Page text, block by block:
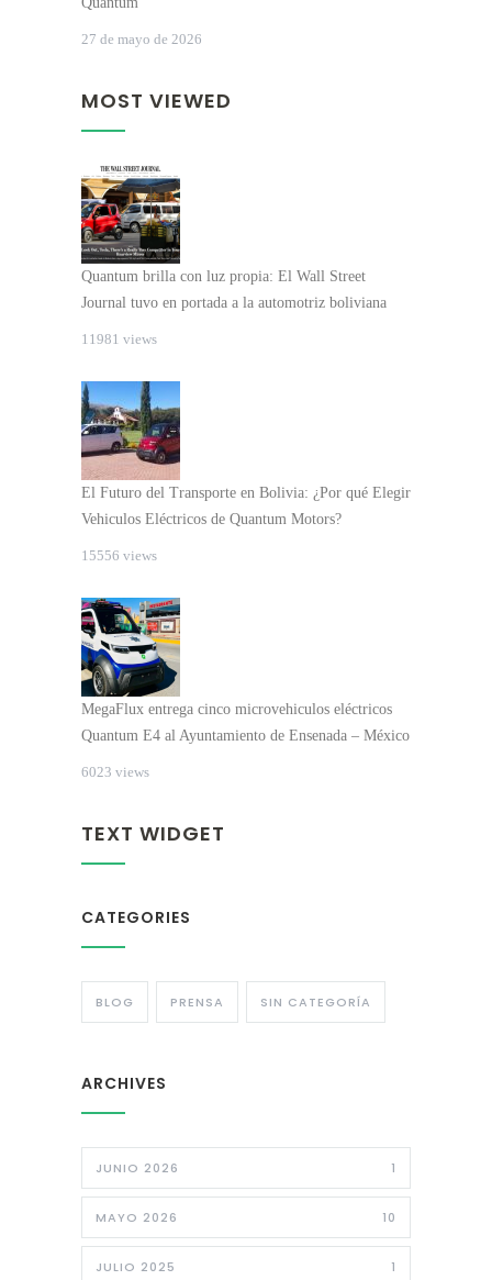
27 de mayo de 2026
MOST VIEWED
Quantum brilla con luz propia: El Wall Street
Journal tuvo en portada a la automotriz boliviana
11981 views
El Futuro del Transporte en Bolivia: ¿Por qué Elegir
Vehiculos Eléctricos de Quantum Motors?
15556 views
MegaFlux entrega cinco microvehiculos eléctricos
Quantum E4 al Ayuntamiento de Ensenada – México
6023 views
TEXT WIDGET
CATEGORIES
BLOG PRENSA SIN CATEGORÍA
ARCHIVES
JUNIO 2026 1
MAYO 2026 10
JULIO 2025 1